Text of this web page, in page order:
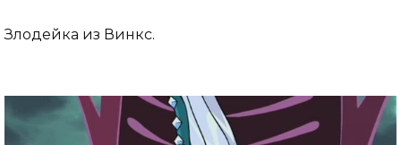
Злодейка из Винкс.